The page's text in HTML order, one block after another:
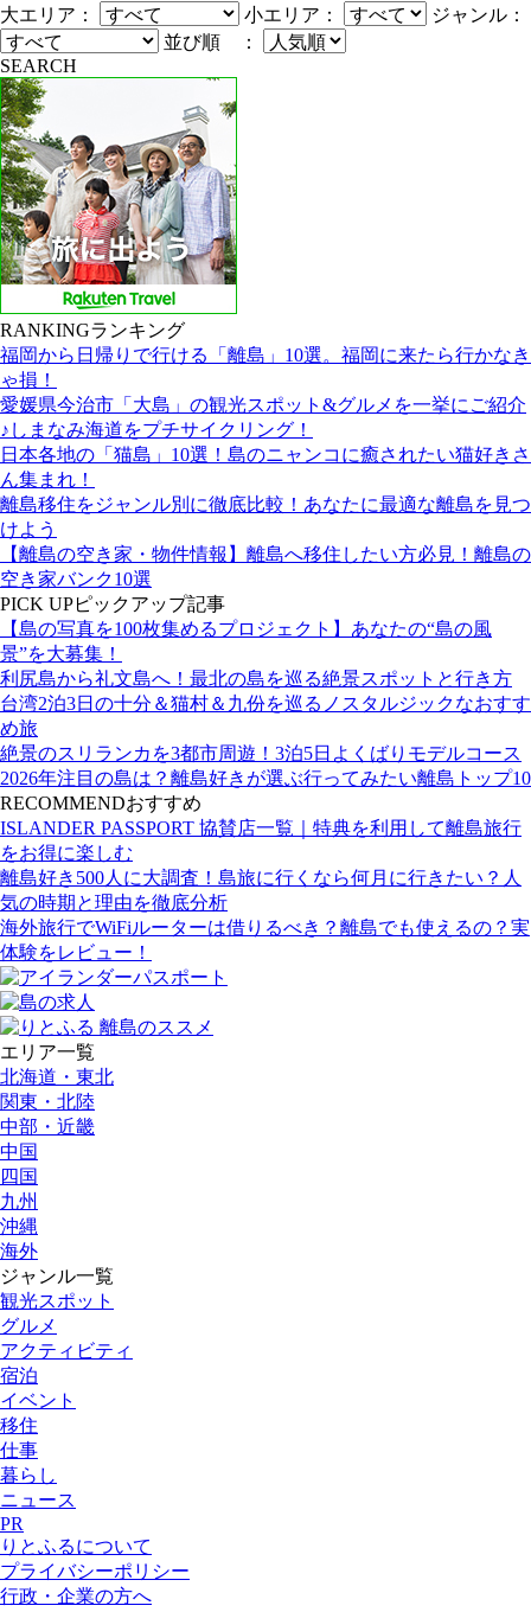
大エリア：
小エリア：
ジャンル：
並び順 ：
SEARCH
RANKINGランキング
福岡から日帰りで行ける「離島」10選。福岡に来たら行かなき
ゃ損！
愛媛県今治市「大島」の観光スポット&グルメを一挙にご紹介
♪しまなみ海道をプチサイクリング！
日本各地の「猫島」10選！島のニャンコに癒されたい猫好きさ
ん集まれ！
離島移住をジャンル別に徹底比較！あなたに最適な離島を見つ
けよう
【離島の空き家・物件情報】離島へ移住したい方必見！離島の
空き家バンク10選
PICK UPピックアップ記事
【島の写真を100枚集めるプロジェクト】あなたの“島の風
景”を大募集！
利尻島から礼文島へ！最北の島を巡る絶景スポットと行き方
台湾2泊3日の十分＆猫村＆九份を巡るノスタルジックなおすす
め旅
絶景のスリランカを3都市周遊！3泊5日よくばりモデルコース
2026年注目の島は？離島好きが選ぶ行ってみたい離島トップ10
RECOMMENDおすすめ
ISLANDER PASSPORT 協賛店一覧｜特典を利用して離島旅行
をお得に楽しむ
離島好き500人に大調査！島旅に行くなら何月に行きたい？人
気の時期と理由を徹底分析
海外旅行でWiFiルーターは借りるべき？離島でも使えるの？実
体験をレビュー！
エリア一覧
北海道・東北
関東・北陸
中部・近畿
中国
四国
九州
沖縄
海外
ジャンル一覧
観光スポット
グルメ
アクティビティ
宿泊
イベント
移住
仕事
暮らし
ニュース
PR
りとふるについて
プライバシーポリシー
行政・企業の方へ